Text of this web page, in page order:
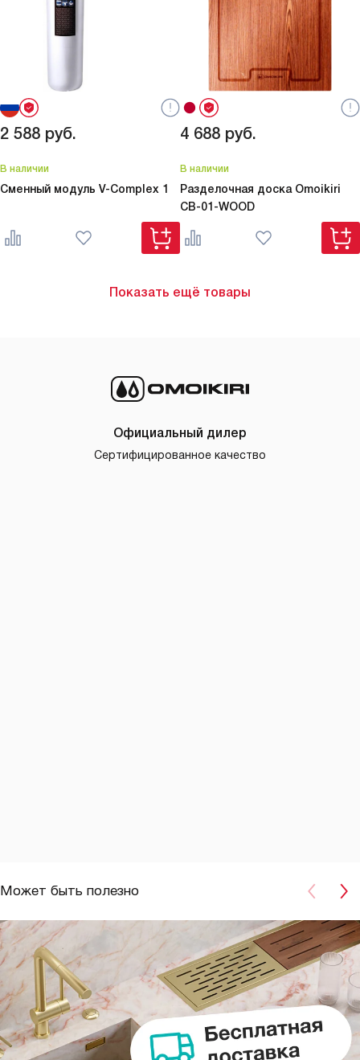
2 588 руб.
В наличии
Сменный модуль V-Complex 1
4 688 руб.
В наличии
Разделочная доска Omoikiri
CB-01-WOOD
Показать ещё товары
Официальный дилер
Сертифицированное качество
Может быть полезно